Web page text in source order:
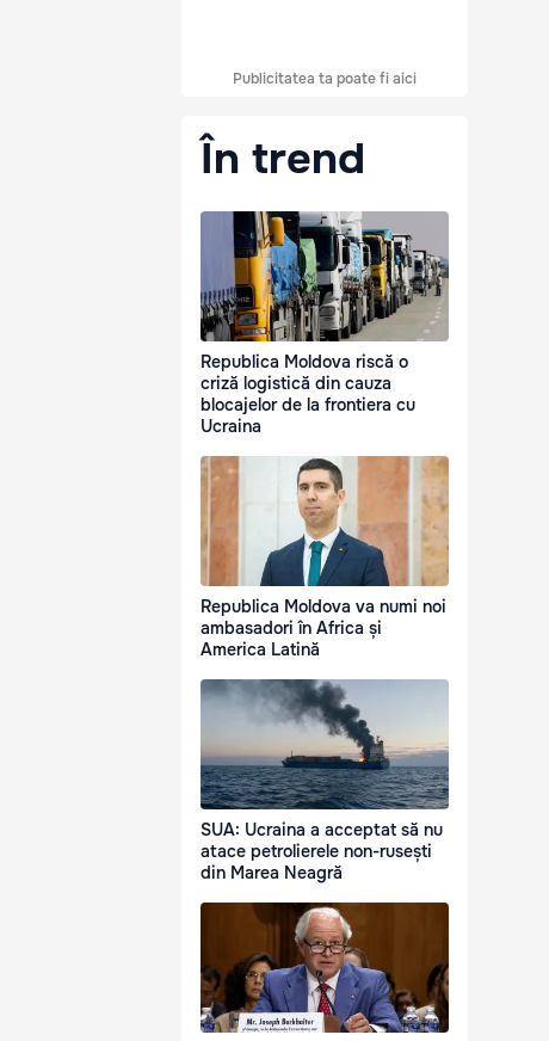
Publicitatea ta poate fi aici
În trend
Republica Moldova riscă o
criză logistică din cauza
blocajelor de la frontiera cu
Ucraina
Republica Moldova va numi noi
ambasadori în Africa și
America Latină
SUA: Ucraina a acceptat să nu
atace petrolierele non-rusești
din Marea Neagră